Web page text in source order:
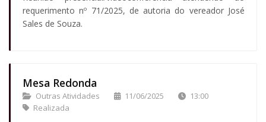
requerimento nº 71/2025, de autoria do vereador José
Sales de Souza.
Mesa Redonda
Outras Atividades 11/06/2025
13:00
Realizada